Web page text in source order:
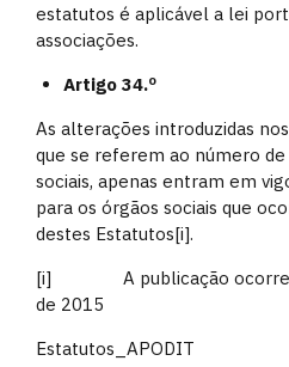
estatutos é aplicável a lei
associações.
Artigo 34.º
As alterações introduzidas
que se referem ao número
sociais, apenas entram em
para os órgãos sociais que
destes Estatutos[i].
[i] A publicação ocorreu
de 2015
Estatutos_APODIT